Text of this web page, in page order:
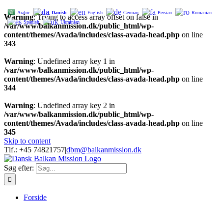
Warning: Trying to access array offset on false in
/var/www/balkanmission.dk/public_html/wp-
content/themes/Avada/includes/class-avada-head.php on line
343
Warning: Undefined array key 1 in
/var/www/balkanmission.dk/public_html/wp-
content/themes/Avada/includes/class-avada-head.php on line
344
Warning: Undefined array key 2 in
/var/www/balkanmission.dk/public_html/wp-
content/themes/Avada/includes/class-avada-head.php on line
345
Skip to content
Tlf.: +45 74821757|dbm@balkanmission.dk
Søg efter:
Forside
Arabic Danish English German Persian
Romanian
Spanish
Ukrainian